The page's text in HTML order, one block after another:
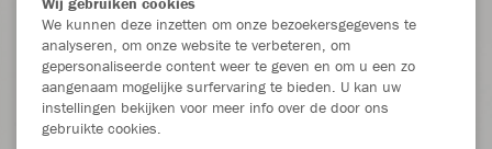
We kunnen deze inzetten om onze bezoekersgegevens te
analyseren, om onze website te verbeteren, om
gepersonaliseerde content weer te geven en om u een zo
aangenaam mogelijke surfervaring te bieden. U kan uw
instellingen bekijken voor meer info over de door ons
gebruikte cookies.